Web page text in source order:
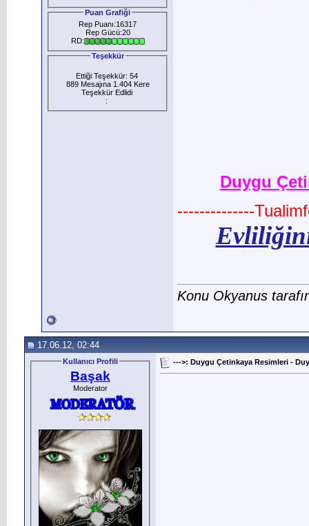
Puan Grafiği
Rep Puanı:16317
Rep Gücü:20
RD:
Teşekkür
Ettiği Teşekkür: 54
889 Mesajına 1.404 Kere
Teşekkür Edlidi
:
Duygu
--------------
Konu Okyanus
17.06.12, 02:44
Kullanıcı Profili
Başak
Moderator
--->: Duygu Çetinkaya Resimleri -